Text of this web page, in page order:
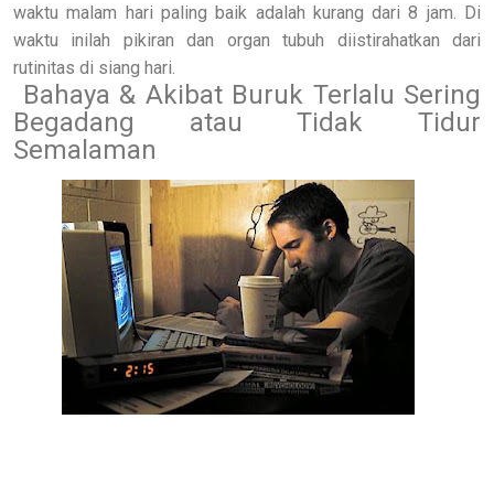
waktu malam hari paling baik adalah kurang dari 8 jam. Di
waktu inilah pikiran dan organ tubuh diistirahatkan dari
rutinitas di siang hari.
Bahaya & Akibat Buruk Terlalu Sering
Begadang atau Tidak Tidur
Semalaman